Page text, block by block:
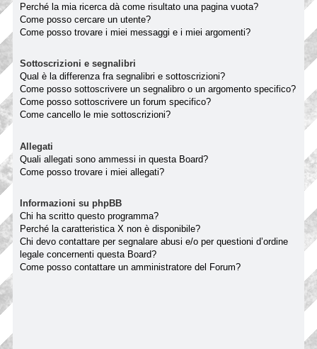
Perché la mia ricerca dà come risultato una pagina vuota?
Come posso cercare un utente?
Come posso trovare i miei messaggi e i miei argomenti?
Sottoscrizioni e segnalibri
Qual è la differenza fra segnalibri e sottoscrizioni?
Come posso sottoscrivere un segnalibro o un argomento specifico?
Come posso sottoscrivere un forum specifico?
Come cancello le mie sottoscrizioni?
Allegati
Quali allegati sono ammessi in questa Board?
Come posso trovare i miei allegati?
Informazioni su phpBB
Chi ha scritto questo programma?
Perché la caratteristica X non è disponibile?
Chi devo contattare per segnalare abusi e/o per questioni d’ordine
legale concernenti questa Board?
Come posso contattare un amministratore del Forum?